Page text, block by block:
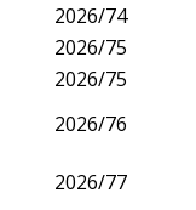
2026/74
2026/75
2026/75
2026/76
2026/77